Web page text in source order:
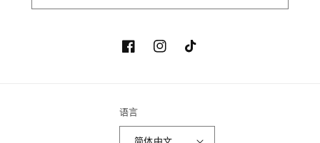
FacebookInstagramTikTok
语言